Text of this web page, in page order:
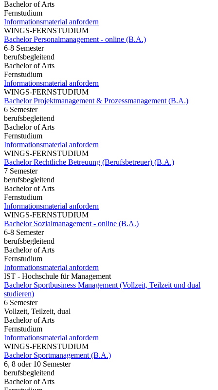
Bachelor of Arts
Fernstudium
Informationsmaterial anfordern
WINGS-FERNSTUDIUM
Bachelor Personalmanagement - online (B.A.)
6-8 Semester
berufsbegleitend
Bachelor of Arts
Fernstudium
Informationsmaterial anfordern
WINGS-FERNSTUDIUM
Bachelor Projektmanagement & Prozessmanagement (B.A.)
6 Semester
berufsbegleitend
Bachelor of Arts
Fernstudium
Informationsmaterial anfordern
WINGS-FERNSTUDIUM
Bachelor Rechtliche Betreuung (Berufsbetreuer) (B.A.)
7 Semester
berufsbegleitend
Bachelor of Arts
Fernstudium
Informationsmaterial anfordern
WINGS-FERNSTUDIUM
Bachelor Sozialmanagement - online (B.A.)
6-8 Semester
berufsbegleitend
Bachelor of Arts
Fernstudium
Informationsmaterial anfordern
IST - Hochschule für Management
Bachelor Sportbusiness Management (Vollzeit, Teilzeit und dual
studieren)
6 Semester
Vollzeit, Teilzeit, dual
Bachelor of Arts
Fernstudium
Informationsmaterial anfordern
WINGS-FERNSTUDIUM
Bachelor Sportmanagement (B.A.)
6, 8 oder 10 Semester
berufsbegleitend
Bachelor of Arts